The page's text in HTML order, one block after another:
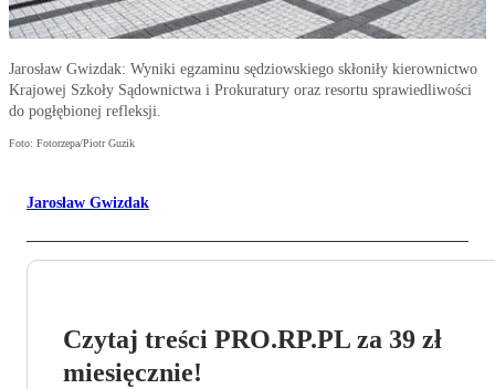
Jarosław Gwizdak: Wyniki egzaminu sędziowskiego skłoniły kierownictwo
Krajowej Szkoły Sądownictwa i Prokuratury oraz resortu sprawiedliwości
do pogłębionej refleksji.
Foto: Fotorzepa/Piotr Guzik
Jarosław Gwizdak
Czytaj treści PRO.RP.PL za 39 zł
miesięcznie!